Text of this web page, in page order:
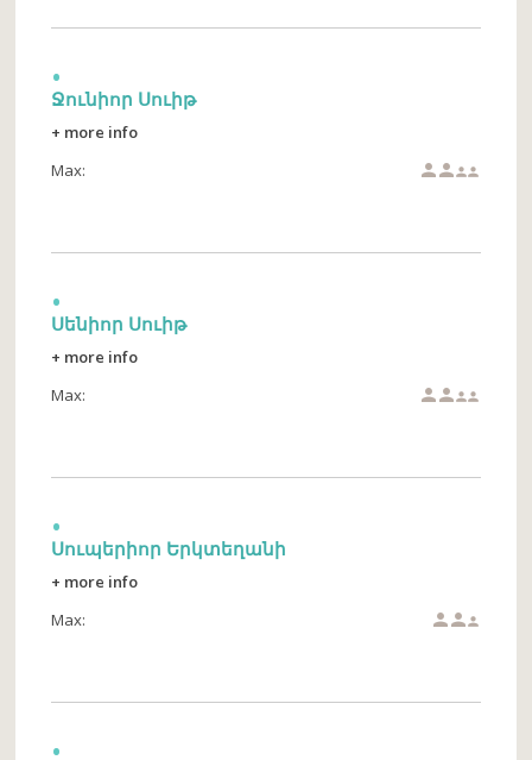
Ջունիոր Սուիթ
+ more info
Max:

Սենիոր Սուիթ
+ more info
Max:

Սուպերիոր Երկտեղանի
+ more info
Max:
